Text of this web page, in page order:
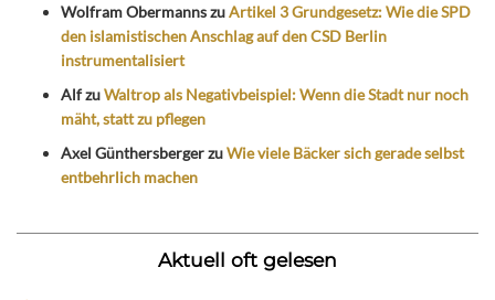
Wolfram ObermannszuArtikel 3 Grundgesetz: Wie die SPD
den islamistischen Anschlag auf den CSD Berlin
instrumentalisiert
AlfzuWaltrop als Negativbeispiel: Wenn die Stadt nur noch
mäht, statt zu pflegen
Axel GünthersbergerzuWie viele Bäcker sich gerade selbst
entbehrlich machen
Aktuell oft gelesen